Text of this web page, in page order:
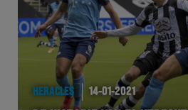
HERACLES 14-01-2021